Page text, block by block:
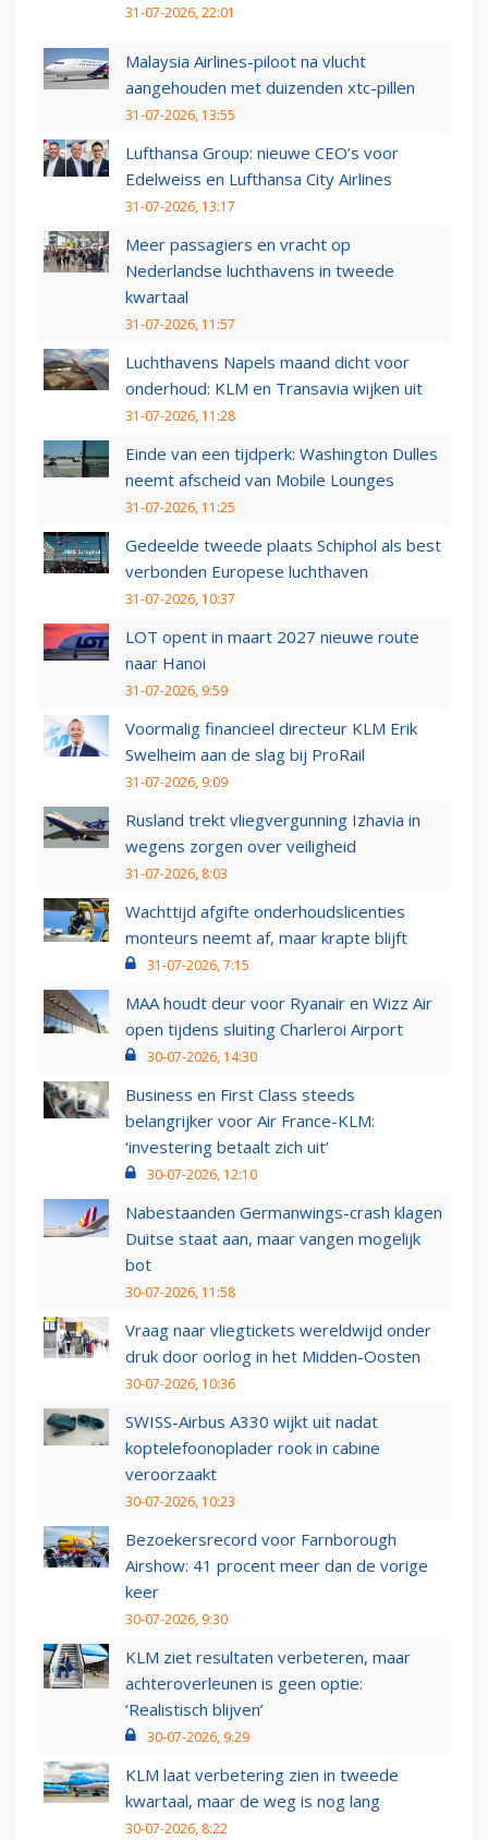
31-07-2026, 22:01
Malaysia Airlines-piloot na vlucht
aangehouden met duizenden xtc-pillen
31-07-2026, 13:55
Lufthansa Group: nieuwe CEO’s voor
Edelweiss en Lufthansa City Airlines
31-07-2026, 13:17
Meer passagiers en vracht op
Nederlandse luchthavens in tweede
kwartaal
31-07-2026, 11:57
Luchthavens Napels maand dicht voor
onderhoud: KLM en Transavia wijken uit
31-07-2026, 11:28
Einde van een tijdperk: Washington Dulles
neemt afscheid van Mobile Lounges
31-07-2026, 11:25
Gedeelde tweede plaats Schiphol als best
verbonden Europese luchthaven
31-07-2026, 10:37
LOT opent in maart 2027 nieuwe route
naar Hanoi
31-07-2026, 9:59
Voormalig financieel directeur KLM Erik
Swelheim aan de slag bij ProRail
31-07-2026, 9:09
Rusland trekt vliegvergunning Izhavia in
wegens zorgen over veiligheid
31-07-2026, 8:03
Wachttijd afgifte onderhoudslicenties
monteurs neemt af, maar krapte blijft
31-07-2026, 7:15
MAA houdt deur voor Ryanair en Wizz Air
open tijdens sluiting Charleroi Airport
30-07-2026, 14:30
Business en First Class steeds
belangrijker voor Air France-KLM:
‘investering betaalt zich uit’
30-07-2026, 12:10
Nabestaanden Germanwings-crash klagen
Duitse staat aan, maar vangen mogelijk
bot
30-07-2026, 11:58
Vraag naar vliegtickets wereldwijd onder
druk door oorlog in het Midden-Oosten
30-07-2026, 10:36
SWISS-Airbus A330 wijkt uit nadat
koptelefoonoplader rook in cabine
veroorzaakt
30-07-2026, 10:23
Bezoekersrecord voor Farnborough
Airshow: 41 procent meer dan de vorige
keer
30-07-2026, 9:30
KLM ziet resultaten verbeteren, maar
achteroverleunen is geen optie:
‘Realistisch blijven’
30-07-2026, 9:29
KLM laat verbetering zien in tweede
kwartaal, maar de weg is nog lang
30-07-2026, 8:22